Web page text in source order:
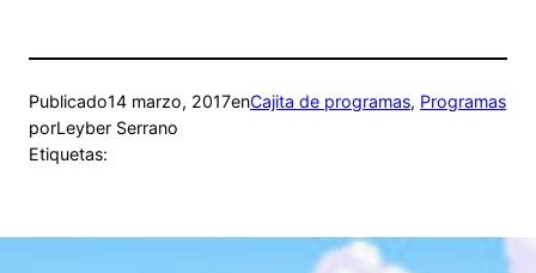
Publicado14 marzo, 2017enCajita de programas, Programas
porLeyber Serrano
Etiquetas: